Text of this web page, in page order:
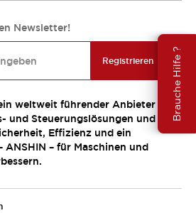
Brauche Hilfe ?
Newsletter!
Registrieren
weltweit führender Anbieter
und Steuerungslösungen und
Effizienz und ein
ANSHIN – für Maschinen und